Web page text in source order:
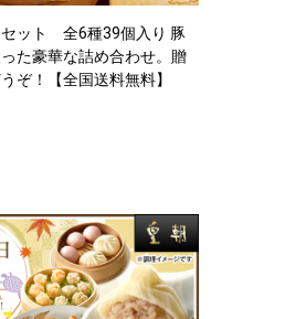
ット 全6種39個入り 豚
た豪華な詰め合わせ。贈
ぞ！【全国送料無料】